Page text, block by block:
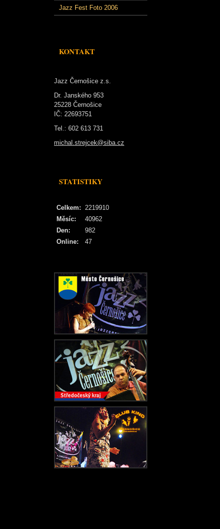
Jazz Fest Foto 2006
KONTAKT
Jazz Černošice z.s.
Dr. Janského 953
25228 Černošice
IČ: 22693751
Tel.: 602 613 731
michal.strejcek@siba.cz
STATISTIKY
Online: 47
Celkem: 2219910
Měsíc:
40962
Den:
982